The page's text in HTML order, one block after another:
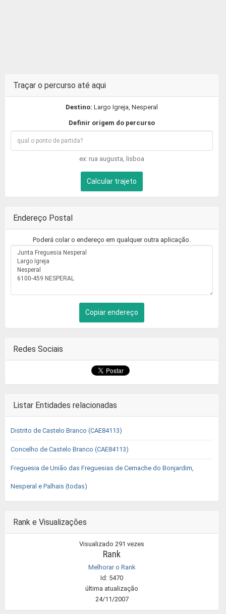
Traçar o percurso até aqui
Destino: Largo Igreja, Nesperal
Definir origem do percurso
ex: rua augusta, lisboa
Calcular trajeto
Endereço Postal
Poderá colar o endereço em qualquer outra aplicação.
Copiar endereço
Redes Sociais
Listar Entidades relacionadas
Distrito de Castelo Branco (CAE84113)
Concelho de Castelo Branco (CAE84113)
Freguesia de União das Freguesias de Cernache do Bonjardim,
Nesperal e Palhais (todas)
Rank e Visualizações
Visualizado 291 vezes
Rank
Melhorar o Rank
Id: 5470
última atualização
24/11/2007